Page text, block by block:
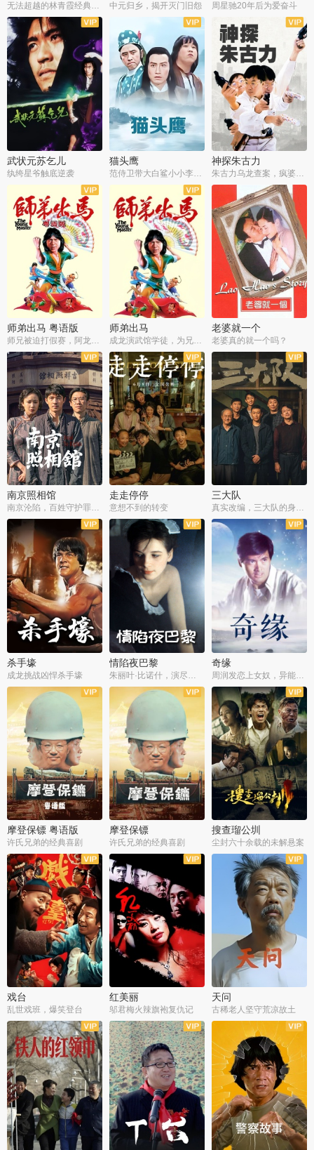
无法超越的林青霞经典角色 中元归乡，揭开灭门旧怨 周星驰20年后为爱奋斗
武状元苏乞儿
纨绔星爷触底逆袭
猫头鹰 神探朱古力
师弟出马 粤语版
师兄被迫打假赛，阿龙追查斗黑帮
师弟出马
成龙演武馆学徒，为兄搏命战黑道
老婆就一个
老婆真的就一个吗？
南京照相馆
南京沦陷，百姓守护罪证底片
走走停停
意想不到的转变
三大队
真实改编，三大队的身世浮沉
杀手壕
成龙挑战凶悍杀手壕
情陷夜巴黎 奇缘
周润发恋上女奴，异能护体战邪派
摩登保镖 粤语版
许氏兄弟的经典喜剧
摩登保镖
许氏兄弟的经典喜剧
搜查瑠公圳
尘封六十余载的未解悬案
戏台
乱世戏班，爆笑登台
红美丽
邬君梅火辣旗袍复仇记
天问
古稀老人坚守荒凉故土